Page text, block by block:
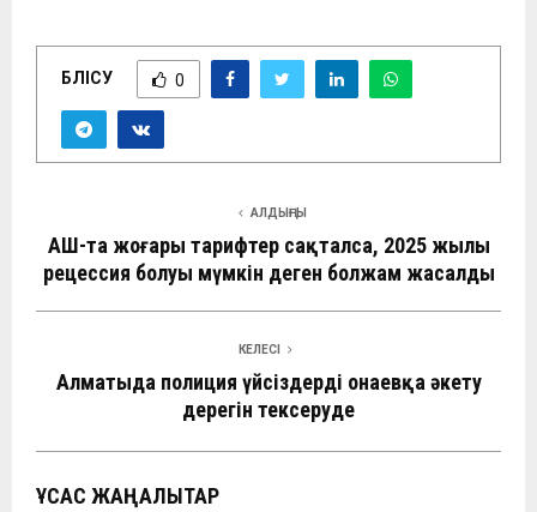
БӨЛІСУ 0
АЛДЫҢҒЫ
АҚШ-та жоғары тарифтер сақталса, 2025 жылы
рецессия болуы мүмкін деген болжам жасалды
КЕЛЕСІ
Алматыда полиция үйсіздерді Қонаевқа әкету
дерегін тексеруде
ҰҚСАС ЖАҢАЛЫҚТАР